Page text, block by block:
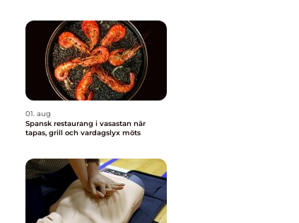
01. aug
Spansk restaurang i vasastan när
tapas, grill och vardagslyx möts